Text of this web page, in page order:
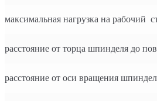
максимальная нагрузка на рабочий
расстояние от торца шпинделя до
расстояние от оси вращения